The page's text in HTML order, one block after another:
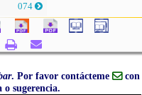
074
. Por favor contácteme
con
sugerencia.